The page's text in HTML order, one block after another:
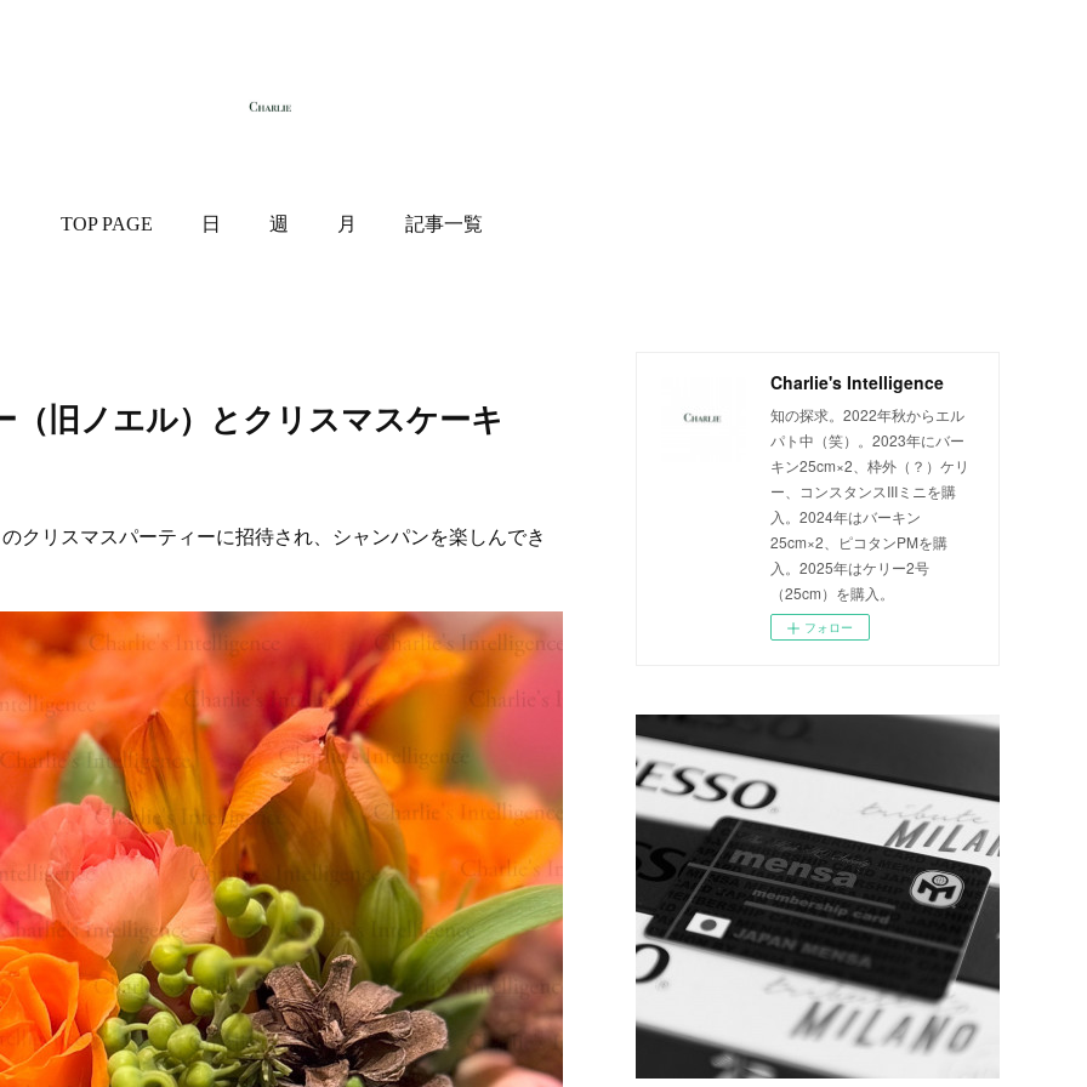
TOP PAGE 日 週 月 記事一覧
旧ノエル）とクリスマスケーキ
リスマスパーティーに招待され、シャンパンを楽しんでき
Charlie's Intelligence
知の探求。2022年秋からエル
パト中（笑）。2023年にバー
キン25cm×2、枠外（？）ケリ
ー、コンスタンスIIIミニを購
入。2024年はバーキン
25cm×2、ピコタンPMを購
入。2025年はケリー2号
（25cm）を購入。
フォロー